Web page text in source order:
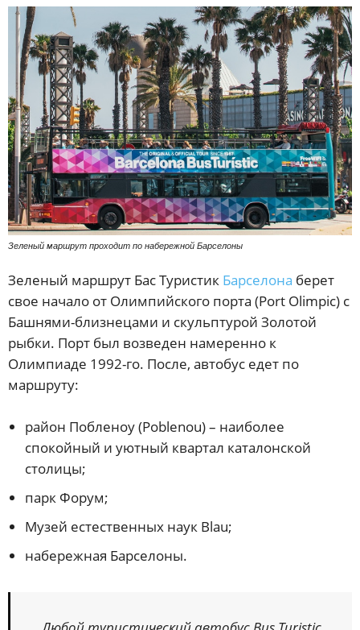
Зеленый маршрут проходит по набережной Барселоны
Зеленый маршрут Бас Туристик Барселона берет
свое начало от Олимпийского порта (Port Olimpic) с
Башнями-близнецами и скульптурой Золотой
рыбки. Порт был возведен намеренно к
Олимпиаде 1992-го. После, автобус едет по
маршруту:
район Побленоу (Poblenou) – наиболее
спокойный и уютный квартал каталонской
столицы;
парк Форум;
Музей естественных наук Blau;
набережная Барселоны.